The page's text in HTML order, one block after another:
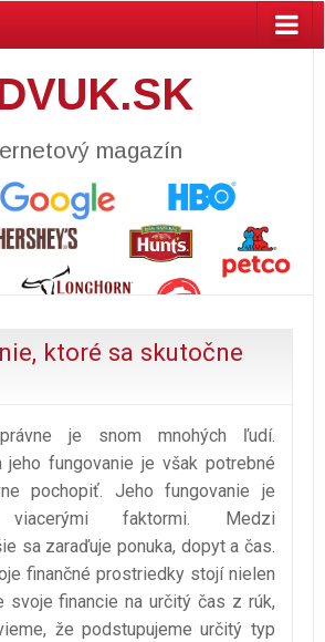
magazín
ktoré sa skutočne
je snom mnohých ľudí.
jeho fungovanie je však potrebné
pochopiť. Jeho fungovanie je
viacerými faktormi. Medzi
sa zaraďuje ponuka, dopyt a čas.
finančné prostriedky stojí nielen
svoje financie na určitý čas z rúk,
že podstupujeme určitý typ